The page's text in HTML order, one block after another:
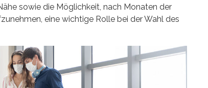
sowie die Möglichkeit, nach Monaten der
eine wichtige Rolle bei der Wahl des